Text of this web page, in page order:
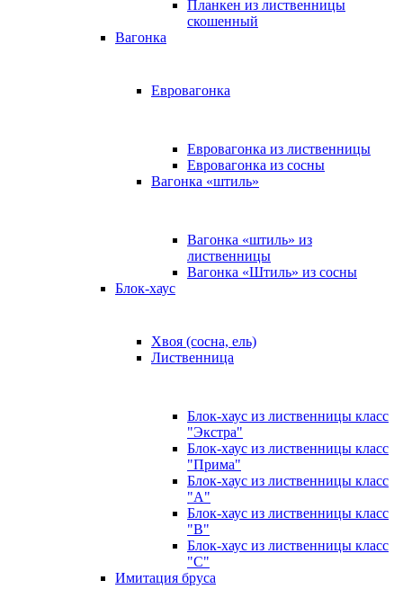
Планкен из лиственницы
скошенный
Вагонка
Евровагонка
Евровагонка из лиственницы
Евровагонка из сосны
Вагонка «штиль»
Вагонка «штиль» из
лиственницы
Вагонка «Штиль» из сосны
Блок-хаус
Хвоя (сосна, ель)
Лиственница
Блок-хаус из лиственницы класс
"Экстра"
Блок-хаус из лиственницы класс
"Прима"
Блок-хаус из лиственницы класс
"А"
Блок-хаус из лиственницы класс
"B"
Блок-хаус из лиственницы класс
"C"
Имитация бруса